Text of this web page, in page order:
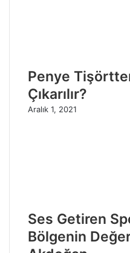
Penye
Çıkarılır?
Aralık 1, 2021
Ses Getiren
Bölgenin